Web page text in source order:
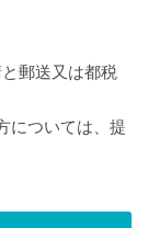
郵送又は都税
については、提